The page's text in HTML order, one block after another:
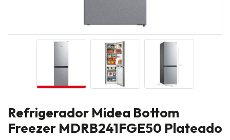
Refrigerador Midea Bottom
Freezer MDRB241FGE50 Plateado